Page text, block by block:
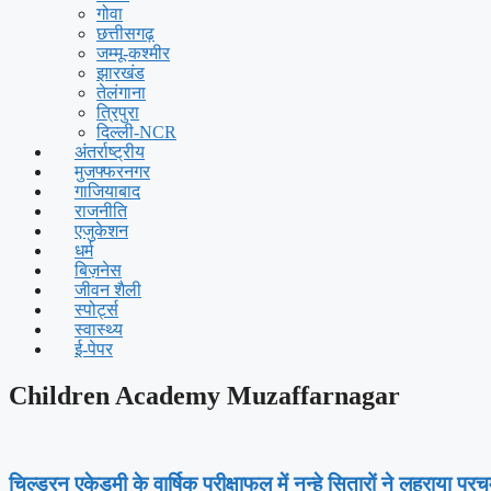
गोवा
छत्तीसगढ़
जम्मू-कश्मीर
झारखंड
तेलंगाना
त्रिपुरा
दिल्ली-NCR
अंतर्राष्ट्रीय
मुजफ्फरनगर
गाजियाबाद
राजनीति
एजुकेशन
धर्म
बिज़नेस
जीवन शैली
स्पोर्ट्स
स्वास्थ्य
ई-पेपर
Children Academy Muzaffarnagar
चिल्ड्रन एकेडमी के वार्षिक परीक्षाफल में नन्हे सितारों ने लहराया